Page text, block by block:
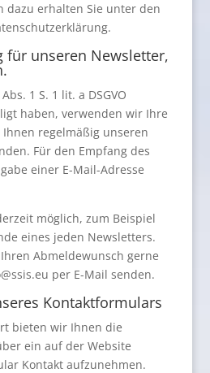
dazu erhalten Sie unter den
für unseren Newsletter,
1 S. 1 lit. a DSGVO
haben, verwenden wir Ihre
regelmäßig unseren
Für den Empfang des
einer E-Mail-Adresse
möglich, zum Beispiel
eines jeden Newsletters.
Abmeldewunsch gerne
per E-Mail senden.
Kontaktformulars
bieten wir Ihnen die
ein auf der Website
Kontakt aufzunehmen.